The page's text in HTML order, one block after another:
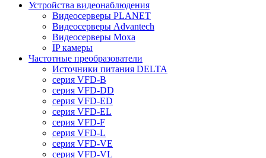
Устройства видеонаблюдения
Видеосерверы PLANET
Видеосерверы Advantech
Видеосерверы Moxa
IP камеры
Частотные преобразователи
Источники питания DELTA
серия VFD-B
серия VFD-DD
серия VFD-ED
серия VFD-EL
серия VFD-F
серия VFD-L
серия VFD-VE
серия VFD-VL